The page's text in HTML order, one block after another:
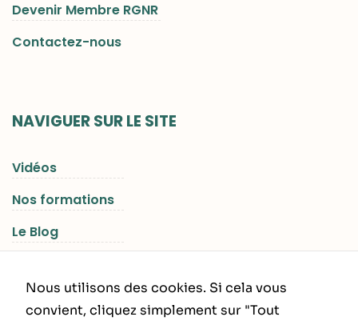
Devenir Membre RGNR
Contactez-nous
NAVIGUER SUR LE SITE
Vidéos
Nos formations
Le Blog
Nous utilisons des cookies. Si cela vous
convient, cliquez simplement sur "Tout